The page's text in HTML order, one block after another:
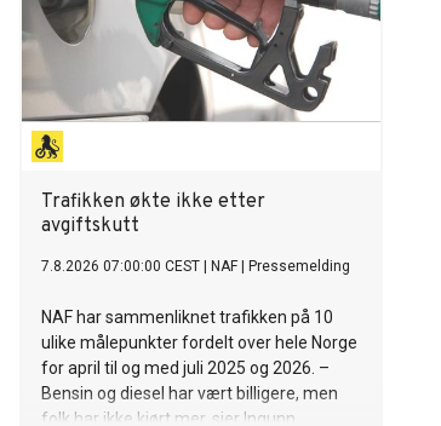
Trafikken økte ikke etter
avgiftskutt
7.8.2026 07:00:00 CEST NAF Pressemelding
NAF har sammenliknet trafikken på 10
ulike målepunkter fordelt over hele Norge
for april til og med juli 2025 og 2026. –
Bensin og diesel har vært billigere, men
folk har ikke kjørt mer, sier Ingunn